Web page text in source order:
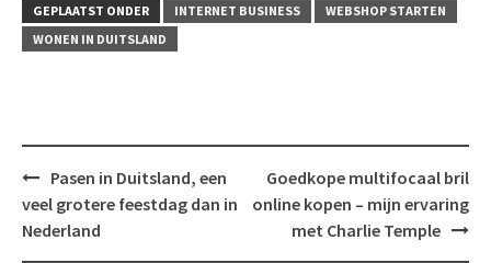
GEPLAATST ONDER INTERNET BUSINESS
WEBSHOP STARTEN
WONEN IN DUITSLAND
Bericht
navigatie
Pasen in Duitsland, een
veel grotere feestdag dan in
Nederland
Goedkope multifocaal bril
online kopen – mijn ervaring
met Charlie Temple